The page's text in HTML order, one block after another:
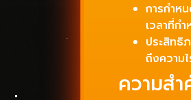
การกำห
เวลาที่ก
ประสิทธิ
ถึงความ
ความส